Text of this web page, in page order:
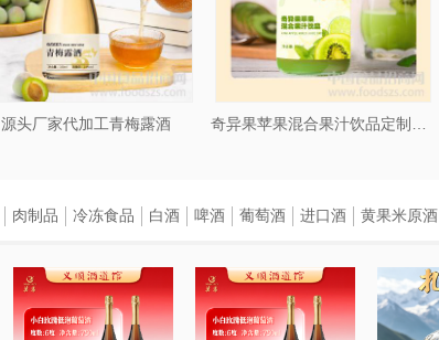
源头厂家代加工青梅露酒
肉制品 冷冻食品 白酒 啤酒 葡萄酒 进口酒 黄果米原酒